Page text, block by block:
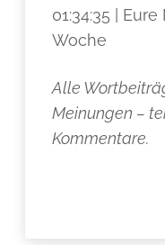
01:34:35 |
Woche
Alle
Meinungen –
Kommentare.